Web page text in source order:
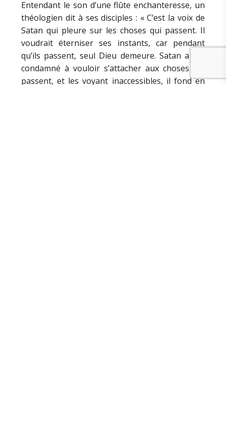
Entendant le son d’une flûte enchanteresse, un
théologien dit à ses disciples : « C’est la voix de
Satan qui pleure sur les choses qui passent. Il
voudrait éterniser ses instants, car pendant
qu’ils passent, seul Dieu demeure. Satan a été
condamné à vouloir s’attacher aux choses qui
passent, et les voyant inaccessibles, il fond en